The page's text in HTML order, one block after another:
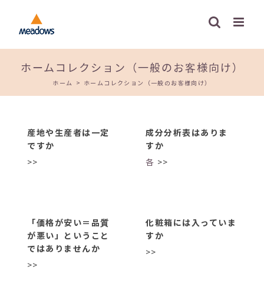
content
ホームコレクション（一般のお客様向け）
ホーム > ホームコレクション（一般のお客様向け）
産地や生産者は一定
ですか
>>
成分分析表はありま
すか
各 >>
「価格が安い＝品質
が悪い」ということ
ではありませんか
>>
化粧箱には入っていま
すか
>>